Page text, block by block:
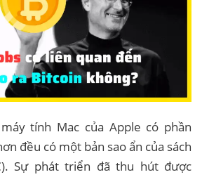
tính Mac của Apple có phần
đều có một bản sao ẩn của sách
Sự phát triển đã thu hút được